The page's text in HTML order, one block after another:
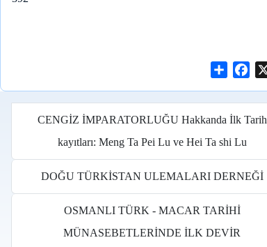
a
r
e
c
e
o
CENGİZ İMPARATORLUĞU Hakkanda İlk Tarih
kayıtları: Meng Ta Pei Lu ve Hei Ta shi Lu
DOĞU TÜRKİSTAN ULEMALARI DERNEĞİ
OSMANLI TÜRK - MACAR TARİHİ
MÜNASEBETLERİNDE İLK DEVİR